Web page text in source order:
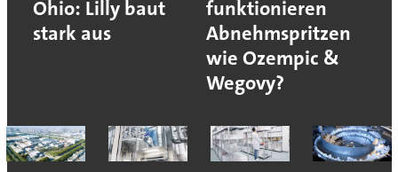
Ohio: Lilly baut
stark aus
funktionieren
Abnehmspritzen
wie Ozempic &
Wegovy?